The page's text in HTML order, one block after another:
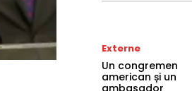
Externe
Un congremen
american și un
ambasador